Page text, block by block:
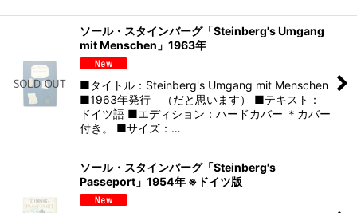
ソール・スタインバーグ「Steinberg's Umgang
mit Menschen」1963年
■タイトル：Steinberg's Umgang mit Menschen
■1963年発行 （だと思います） ■テキスト：
ドイツ語 ■エディション：ハードカバー ＊カバー
付き。 ■サイズ：…
ソール・スタインバーグ「Steinberg's
Passeport」1954年 ※ドイツ版